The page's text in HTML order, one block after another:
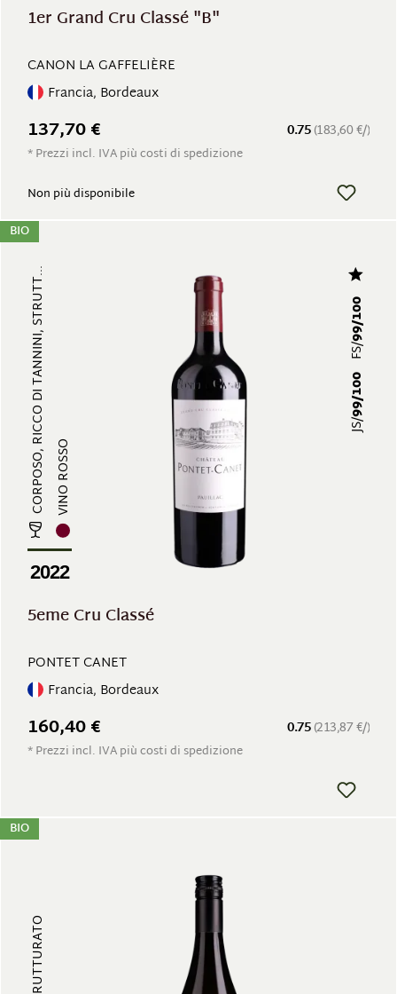
1er Grand Cru Classé "B"
CANON LA GAFFELIÈRE
Francia, Bordeaux
0.75(183,60 €/)
137,70 €
* Prezzi incl. IVA più costi di spedizione
Non più disponibile
BIO
CORPOSO, RICCO DI TANNINI, STRUTT...VINO ROSSO
2022
JS/
99/100
FS/
99/100
5eme Cru Classé
PONTET CANET
Francia, Bordeaux
0.75(213,87 €/)
160,40 €
* Prezzi incl. IVA più costi di spedizione
BIO